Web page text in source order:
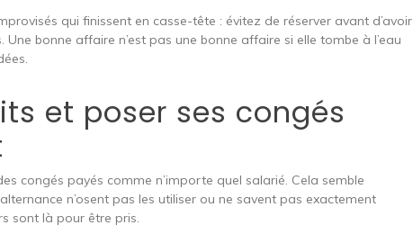
qui finissent en casse-tête : évitez de réserver avant d’avoir
bonne affaire n’est pas une bonne affaire si elle tombe à l’eau
et poser ses congés
congés payés comme n’importe quel salarié. Cela semble
n’osent pas les utiliser ou ne savent pas exactement
sont là pour être pris.